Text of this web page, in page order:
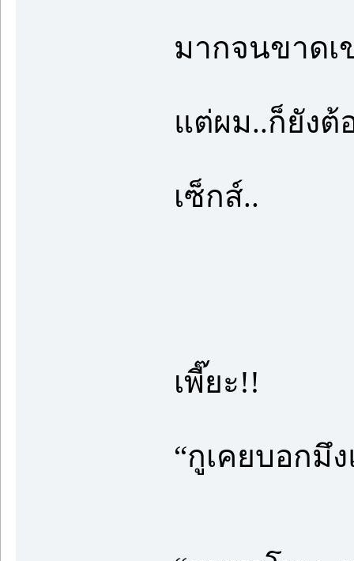
มากจนขาดเ
แต่ผม..ก็ยังต้
เซ็กส์..
เพี๊ยะ!!
“กูเคยบอกมึ